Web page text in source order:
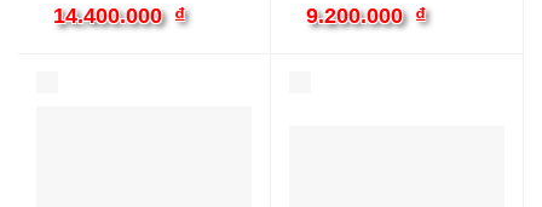
SO/SI-18TSJIVND
14.400.000 ₫
SO/SI-12TSJIVND
9.200.000 ₫